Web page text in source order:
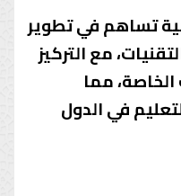
تساهم في تطوير
مع التركيز
مما
في الدول